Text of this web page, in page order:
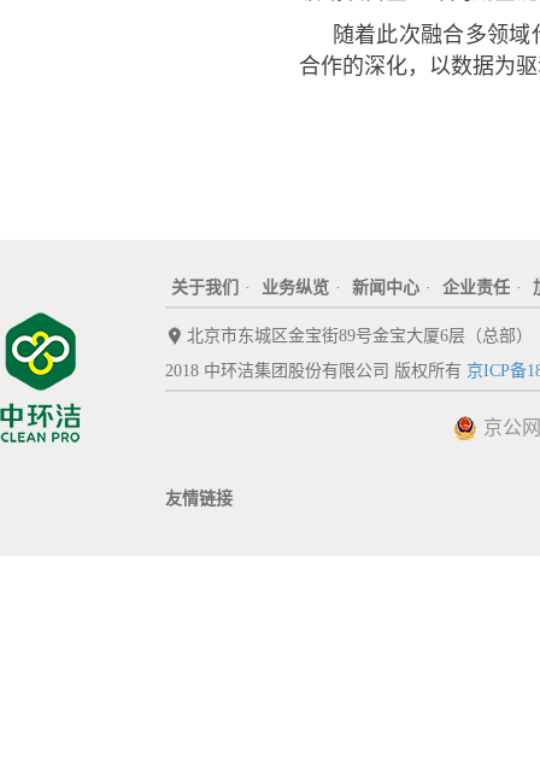
随着此次融合多领
合作的深化，以数据为
关于我们 · 业务纵览 · 新闻中心 · 企业责任 ·
北京市东城区金宝街89号金宝大厦6层（总部）
2018 中环洁集团股份有限公司 版权所有 京ICP备
京公
友情链接